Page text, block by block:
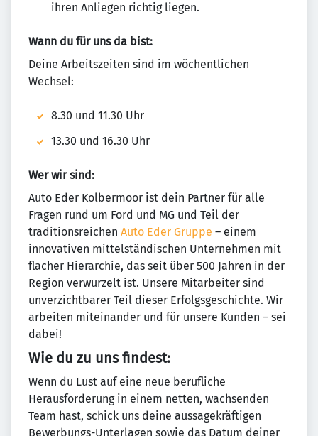
ihren Anliegen richtig liegen.
Wann du für uns da bist:
Deine Arbeitszeiten sind im wöchentlichen
Wechsel:
8.30 und 11.30 Uhr
13.30 und 16.30 Uhr
Wer wir sind:
Auto Eder Kolbermoor ist dein Partner für alle
Fragen rund um Ford und MG und Teil der
traditionsreichen Auto Eder Gruppe – einem
innovativen mittelständischen Unternehmen mit
flacher Hierarchie, das seit über 500 Jahren in der
Region verwurzelt ist. Unsere Mitarbeiter sind
unverzichtbarer Teil dieser Erfolgsgeschichte. Wir
arbeiten miteinander und für unsere Kunden – sei
dabei!
Wie du zu uns findest:
Wenn du Lust auf eine neue berufliche
Herausforderung in einem netten, wachsenden
Team hast, schick uns deine aussagekräftigen
Bewerbungs-Unterlagen sowie das Datum deiner